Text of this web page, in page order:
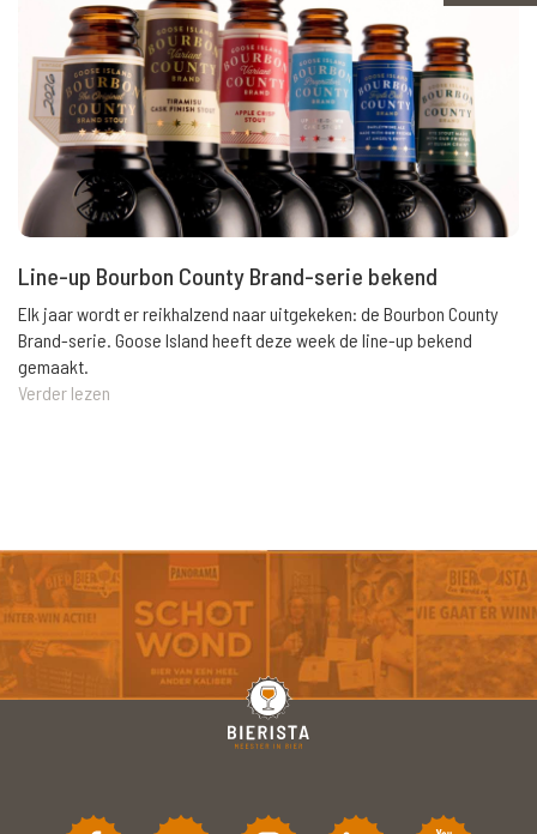
Line-up Bourbon County Brand-serie bekend
Elk jaar wordt er reikhalzend naar uitgekeken: de Bourbon County
Brand-serie. Goose Island heeft deze week de line-up bekend
gemaakt.
Verder lezen